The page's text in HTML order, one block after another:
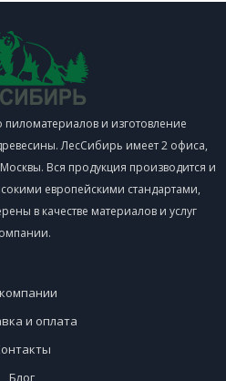
пиломатериалов и изготовление
ЛесСибирь имеет 2 офиса,
Вся продукция производится и
европейскими стандартами,
в качестве материалов и услуг
и оплата
Блог